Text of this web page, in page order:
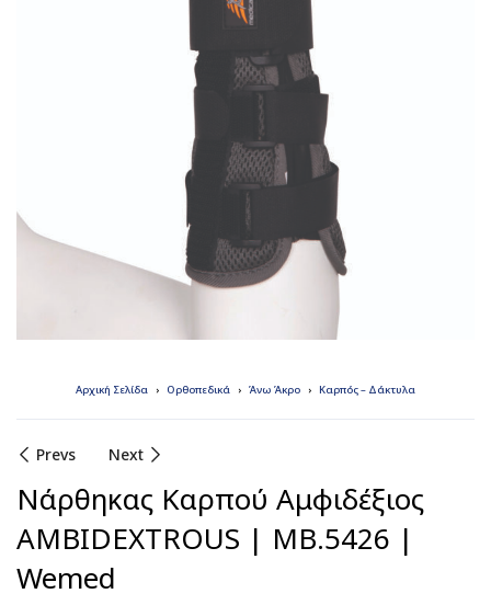
Αρχική Σελίδα Ορθοπεδικά Άνω Άκρο Καρπός – Δάκτυλα
Prevs Next
Νάρθηκας Καρπού Αμφιδέξιος
AMBIDEXTROUS | MB.5426 |
Wemed